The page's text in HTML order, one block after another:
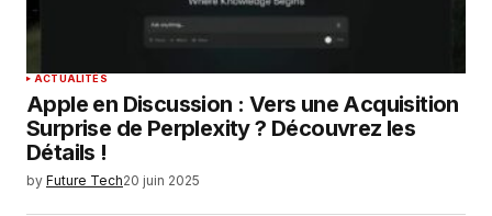
ACTUALITÉS
Apple en Discussion : Vers une Acquisition
Surprise de Perplexity ? Découvrez les
Détails !
by Future Tech20 juin 2025